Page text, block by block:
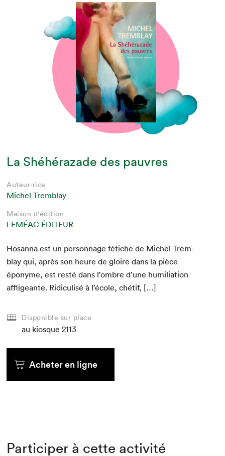
La Shéhérazade des pauvres
Auteur·rice
Michel Tremblay
Maison d'édition
LEMÉAC ÉDITEUR
Hosan­na est un per­son­nage fétiche de Michel Trem­
blay qui, après son heure de gloire dans la pièce
éponyme, est resté dans l’ombre d’une humil­i­a­tion
affligeante. Ridi­culisé à l’école, chétif, […]
Disponible sur place
au kiosque 2113
Acheter en ligne
Participer à cette activité